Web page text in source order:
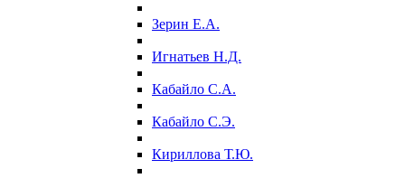
Зерин Е.А.
Игнатьев Н.Д.
Кабайло С.А.
Кабайло С.Э.
Кириллова Т.Ю.